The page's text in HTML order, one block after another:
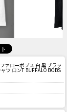
ァローボブス 白 黒 ブラッ
ツ ロンT BUFFALO BOBS